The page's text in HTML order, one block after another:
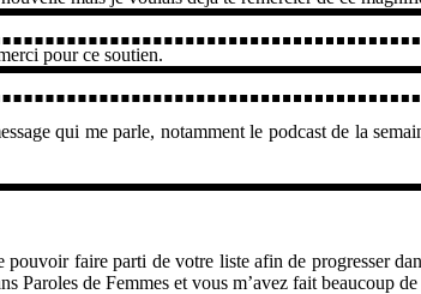
pour ce soutien.
qui me parle, notamment le podcast de la
pouvoir faire parti de votre liste afin de progresser
Paroles de Femmes et vous m’avez fait beaucoup